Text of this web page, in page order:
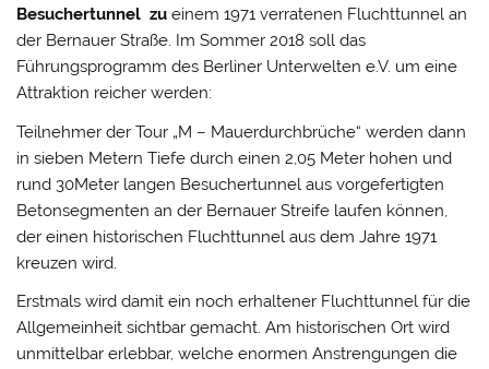
Besuchertunnelzu einem 1971 verratenen Fluchttunnel an
der Bernauer Straße. Im Sommer 2018 soll das
Führungsprogramm des Berliner Unterwelten e.V. um eine
Attraktion reicher werden:
Teilnehmer der Tour „M – Mauerdurchbrüche“ werden dann
in sieben Metern Tiefe durch einen 2,05 Meter hohen und
rund 30Meter langen Besuchertunnel aus vorgefertigten
Betonsegmenten an der Bernauer Streife laufen können,
der einen historischen Fluchttunnel aus dem Jahre 1971
kreuzen wird.
Erstmals wird damit ein noch erhaltener Fluchttunnel für die
Allgemeinheit sichtbar gemacht. Am historischen Ort wird
unmittelbar erlebbar, welche enormen Anstrengungen die